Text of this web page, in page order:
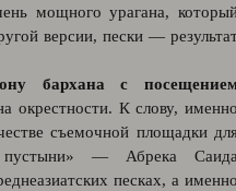
мощного урагана,
версии, пески —
бархана с
окрестности. К слову,
съемочной площадки
пустыни» — Абрека
песках, а